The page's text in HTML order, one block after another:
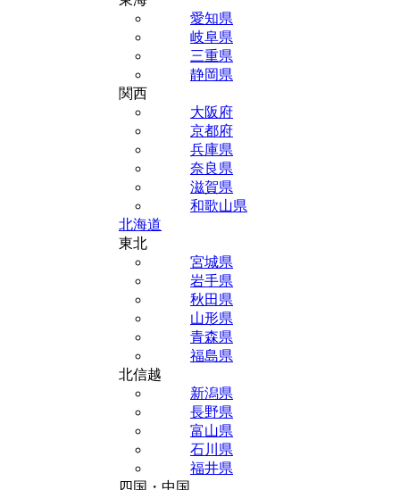
愛知県
岐阜県
三重県
静岡県
関西
大阪府
京都府
兵庫県
奈良県
滋賀県
和歌山県
北海道
東北
宮城県
岩手県
秋田県
山形県
青森県
福島県
北信越
新潟県
長野県
富山県
石川県
福井県